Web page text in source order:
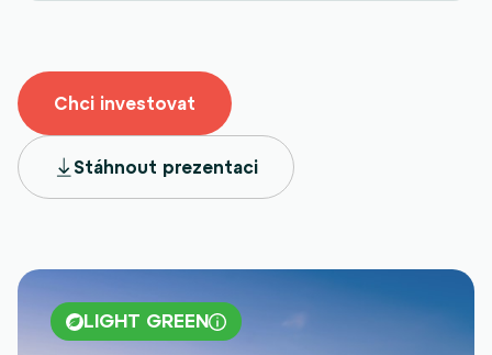
Chci investovat
Stáhnout prezentaci
LIGHT GREEN